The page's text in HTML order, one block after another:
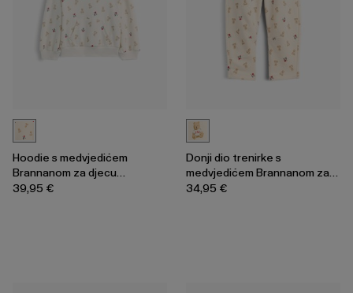
Hoodie s medvjedićem
Brannanom za djecu
djevojčice
39,95 €
Donji dio trenirke s
medvjedićem Brannanom za
djecu djevojčice
34,95 €